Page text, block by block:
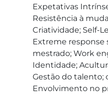
Expetativas
Resistência à
Criatividade; Self-
Extreme response
mestrado; Work
Identidade;
Gestão do talento;
Envolvimento no